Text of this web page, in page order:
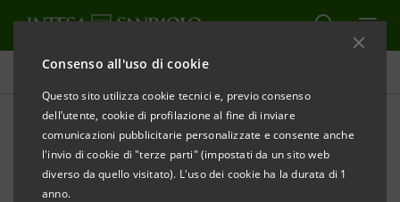
Consenso all'uso di cookie
Questo sito utilizza cookie tecnici e, previo consenso
dell’utente, cookie di profilazione al fine di inviare
comunicazioni pubblicitarie personalizzate e consente anche
l'invio di cookie di "terze parti" (impostati da un sito web
diverso da quello visitato). L'uso dei cookie ha la durata di 1
anno.
Comunicati stampa
STAMPA AGGIORNA
COMUNICATO STAMPA
INTESA SANPAOLO DIFFONDE IL MONITOR DEI